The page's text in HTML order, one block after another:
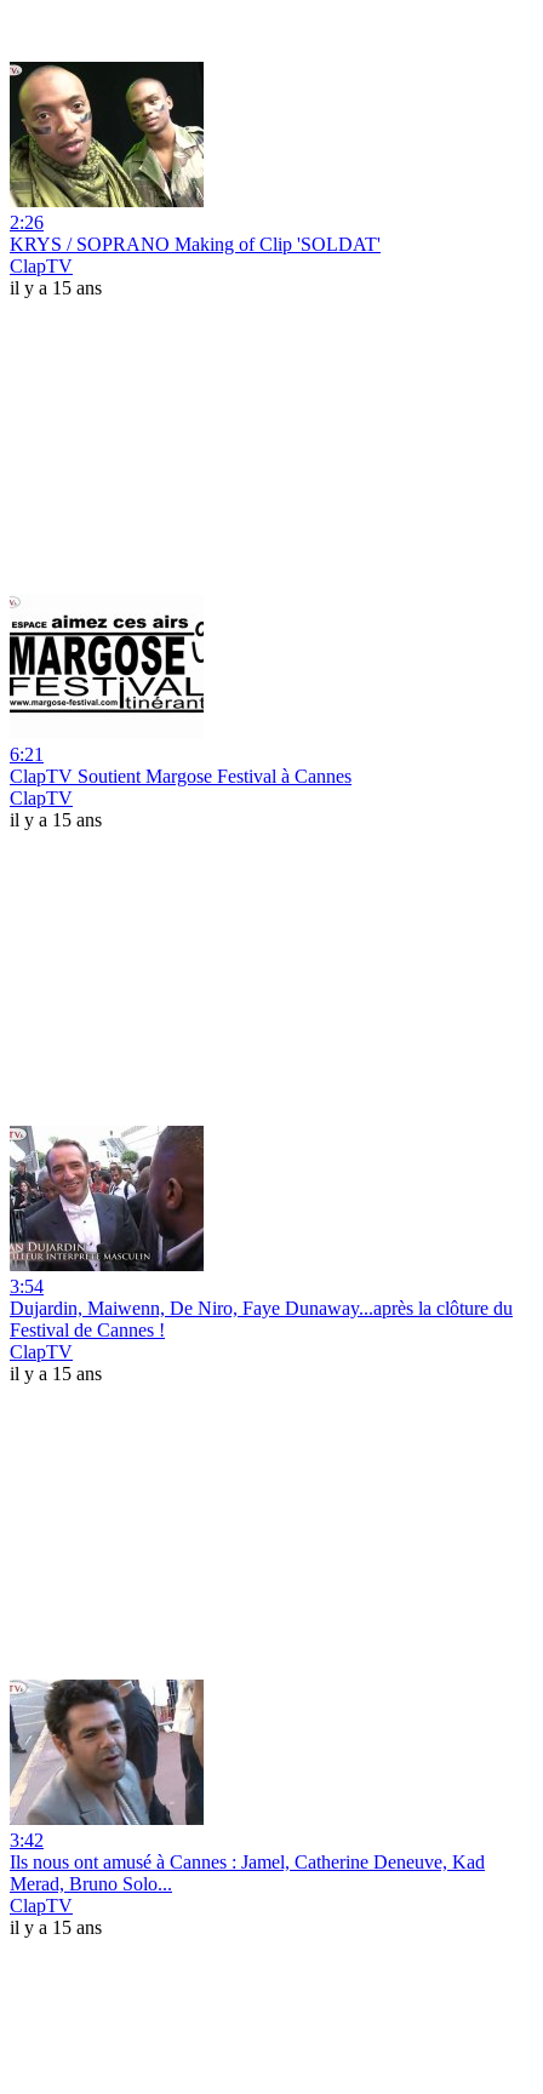
2:26
KRYS / SOPRANO Making of Clip 'SOLDAT'
ClapTV
il y a 15 ans
6:21
ClapTV Soutient Margose Festival à Cannes
ClapTV
il y a 15 ans
3:54
Dujardin, Maiwenn, De Niro, Faye Dunaway...après la clôture du
Festival de Cannes !
ClapTV
il y a 15 ans
3:42
Ils nous ont amusé à Cannes : Jamel, Catherine Deneuve, Kad
Merad, Bruno Solo...
ClapTV
il y a 15 ans